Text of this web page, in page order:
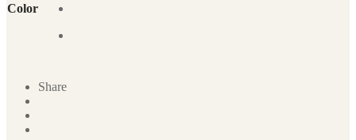
Color
Share